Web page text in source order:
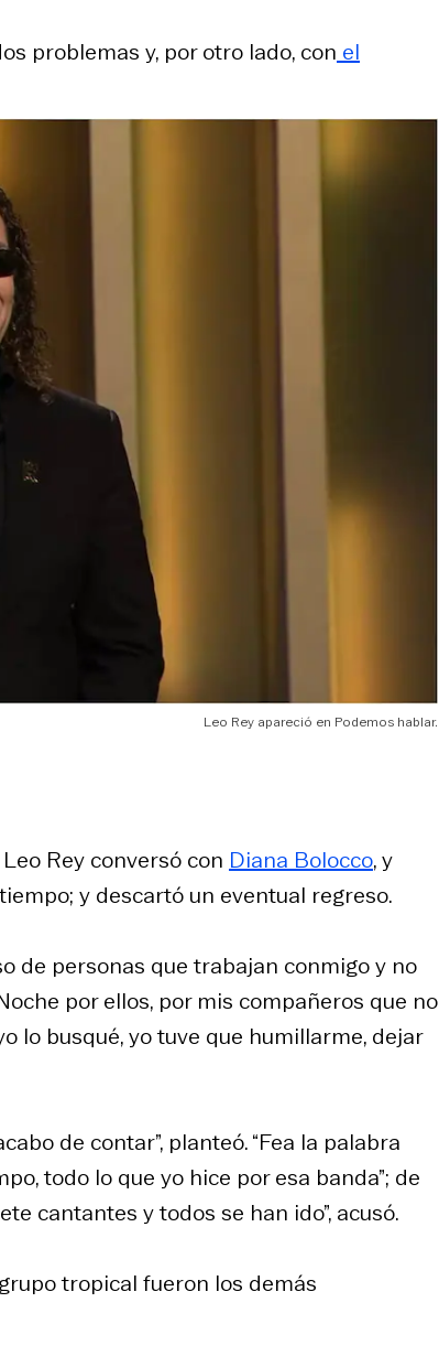
problemas y, por otro lado, con el
Leo Rey apareció en Podemos hablar.
Rey conversó con Diana Bolocco, y
y descartó un eventual regreso.
de personas que trabajan conmigo y no
por ellos, por mis compañeros que no
lo busqué, yo tuve que humillarme, dejar
de contar”, planteó. “Fea la palabra
todo lo que yo hice por esa banda”; de
cantantes y todos se han ido”, acusó.
tropical fueron los demás